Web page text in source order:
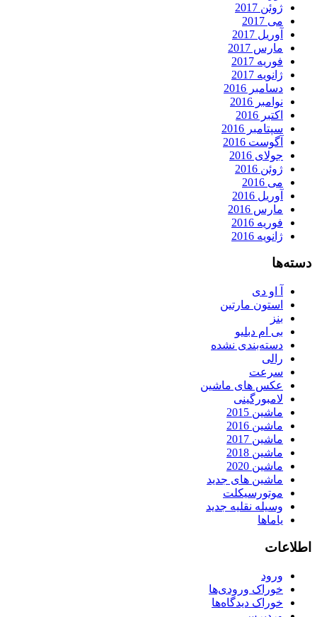
ژوئن 2017
می 2017
آوریل 2017
مارس 2017
فوریه 2017
ژانویه 2017
دسامبر 2016
نوامبر 2016
اکتبر 2016
سپتامبر 2016
آگوست 2016
جولای 2016
ژوئن 2016
می 2016
آوریل 2016
مارس 2016
فوریه 2016
ژانویه 2016
دسته‌ها
آ او دی
استون مارتین
بنز
بی ام دبلیو
دسته‌بندی نشده
رالی
سرعت
عکس های ماشین
لامبورگینی
ماشین 2015
ماشین 2016
ماشین 2017
ماشین 2018
ماشین 2020
ماشین های جدید
موتورسیکلت
وسیله نقلیه جدید
یاماها
اطلاعات
ورود
خوراک ورودی‌ها
خوراک دیدگاه‌ها